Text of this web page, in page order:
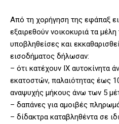
Από τη χορήγηση της εφάπαξ
εξαιρεθούν νοικοκυριά τα
υποβληθείσες και
εισοδήματος δήλωσαν:
– ότι κατέχουν ΙΧ αυτοκίνητα
εκατοστών, παλαιότητας έως
αναψυχής μήκους άνω των 5
– δαπάνες για αμοιβές
– δίδακτρα καταβληθέντα σε